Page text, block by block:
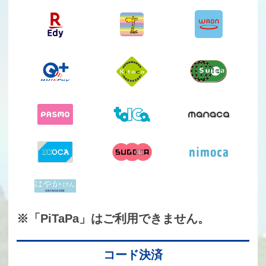
※「PiTaPa」はご利用できません。
コード決済